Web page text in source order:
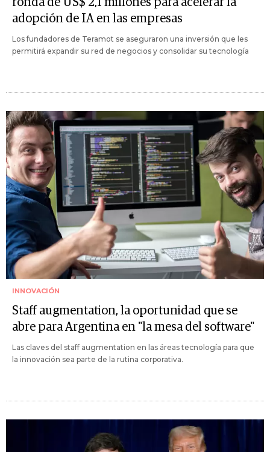
adopción de IA en las empresas
Los fundadores de Teramot se aseguraron una inversión que les
permitirá expandir su red de negocios y consolidar su tecnología
INNOVACIÓN
Staff augmentation, la oportunidad que se
abre para Argentina en "la mesa del software"
Las claves del staff augmentation en las áreas tecnología para que
la innovación sea parte de la rutina corporativa.